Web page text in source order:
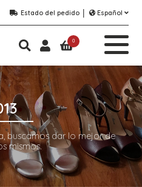
Estado del pedido Español
0
buscamos dar lo mejor de
mismos.